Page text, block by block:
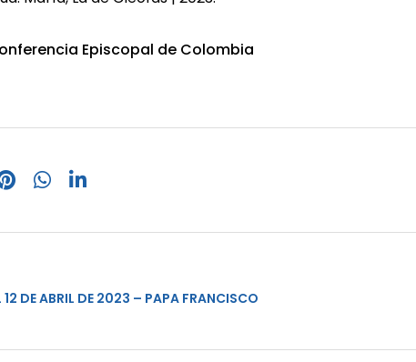
Episcopal de Colombia
12 DE ABRIL DE 2023 – PAPA FRANCISCO